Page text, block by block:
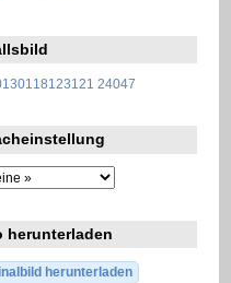
herunterladen
herunterladen